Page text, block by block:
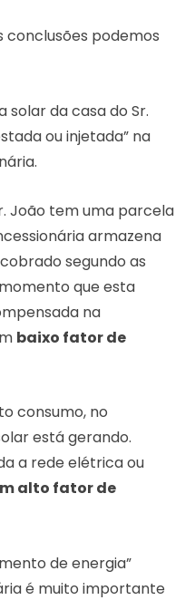
conclusões podemos
solar da casa do Sr.
ou injetada” na
João tem uma parcela
armazena
segundo as
que esta
na
baixo fator de
consumo, no
está gerando.
a rede elétrica ou
alto fator de
de energia”
é muito importante